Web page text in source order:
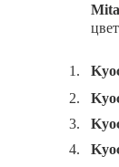
1.
2.
3.
4.